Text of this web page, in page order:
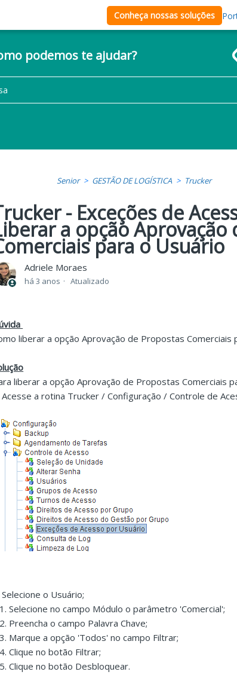
Conheça nossas soluções
podemos te ajudar?
Senior GESTÃO DE LOGÍSTICA Trucker
- Exceções de
a opção Aprovação
para o Usuário
Adriele Moraes
há 3 anos Atualizado
liberar a opção Aprovação de Propostas Comerciais
liberar a opção Aprovação de Propostas Comerciais
Acesse a rotina Trucker / Configuração / Controle de
Selecione o Usuário;
Selecione no campo Módulo o parâmetro 'Comercial';
Preencha o campo Palavra Chave;
Marque a opção 'Todos' no campo Filtrar;
Clique no botão Filtrar;
Clique no botão Desbloquear.